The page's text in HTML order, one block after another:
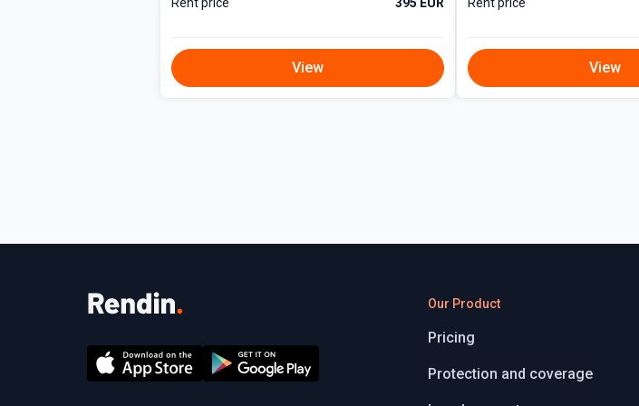
• Suvel ca 100 € + elekter vastavalt tarbimisele
• Talvel ca 130 € + elekter vastavalt tarbimisele
ASUKOHT
seb kiirelt nii kesklinna melu kui ka rohelusse. Jalutuskäigu kau
gusel asuvad mitmed kohvikud ja restoranid, spordiklubid ning i
gapäevased teenused.
Lähedal on populaarsed spordiklubid nagu MyFitness Rävala, R
View View
Our Product
Pricing
Protection and coverage